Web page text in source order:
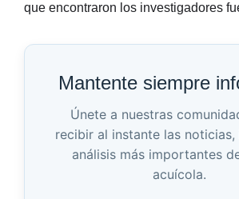
que encontraron los investigadores
Mantente siempre
Únete a nuestras
recibir al instante las
análisis más importantes
acuícola.